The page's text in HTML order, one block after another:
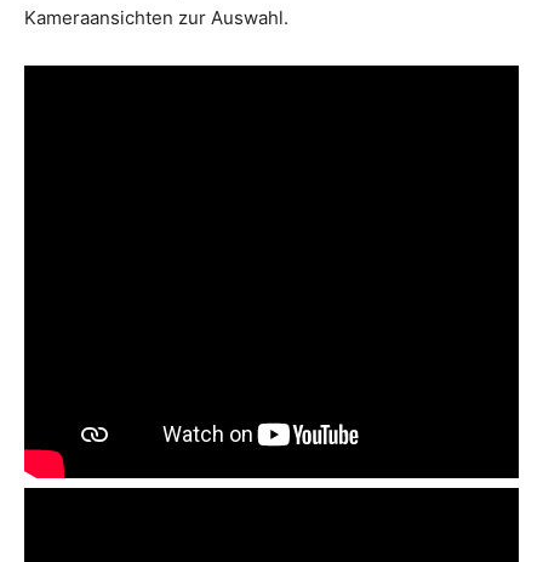
Kameraansichten zur Auswahl.